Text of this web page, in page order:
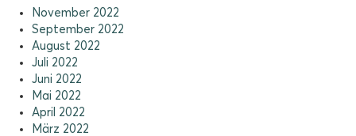
November 2022
September 2022
August 2022
Juli 2022
Juni 2022
Mai 2022
April 2022
März 2022